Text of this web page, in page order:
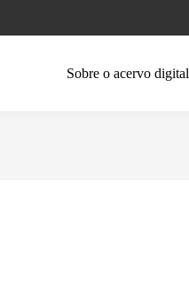
Sobre o acervo digital